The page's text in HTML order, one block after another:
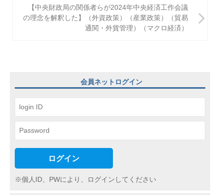
ゲ
【中央財政局の関係者らが2024年中央経済工作会議
の理念を解釈した】（外資政策）（産業政策）（貿易
通関・外貨管理）（マクロ経済）
会員ネットログイン
ログイン
※個人ID、PWにより、ログインしてください